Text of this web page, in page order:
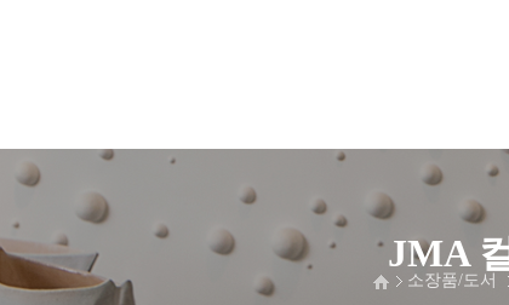
JMA
소장품/도서